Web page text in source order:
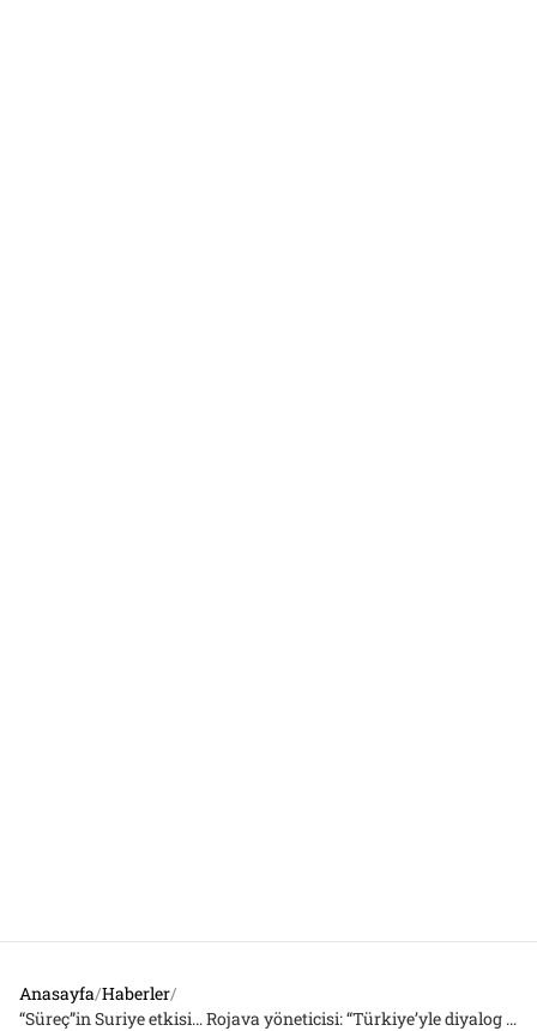
Anasayfa/Haberler/
“Süreç”in Suriye etkisi… Rojava yöneticisi: “Türkiye’yle diyalog adımları atıldı; Türkiye’den bize saldırı yok”